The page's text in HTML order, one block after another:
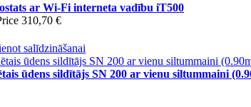
ar Wi-Fi interneta vadību iT500
310,70 €
salīdzināšanai
ūdens sildītājs SN 200 ar vienu siltummaini